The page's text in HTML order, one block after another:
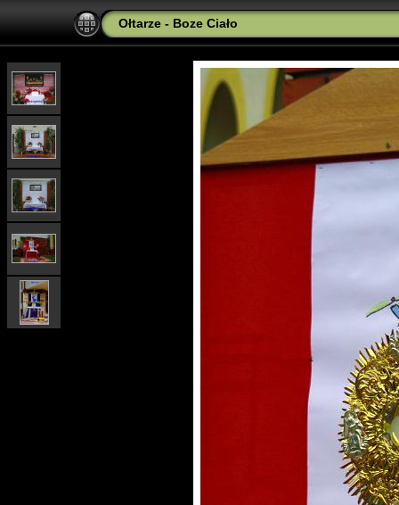
Ołtarze - Boze Ciało